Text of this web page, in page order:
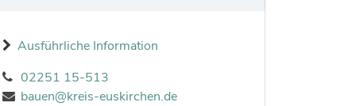
Interkulturelle Öffnung
Kreispolizeibehörde
Ausführliche Information
02251 15-513
bauen@kreis-euskirchen.de